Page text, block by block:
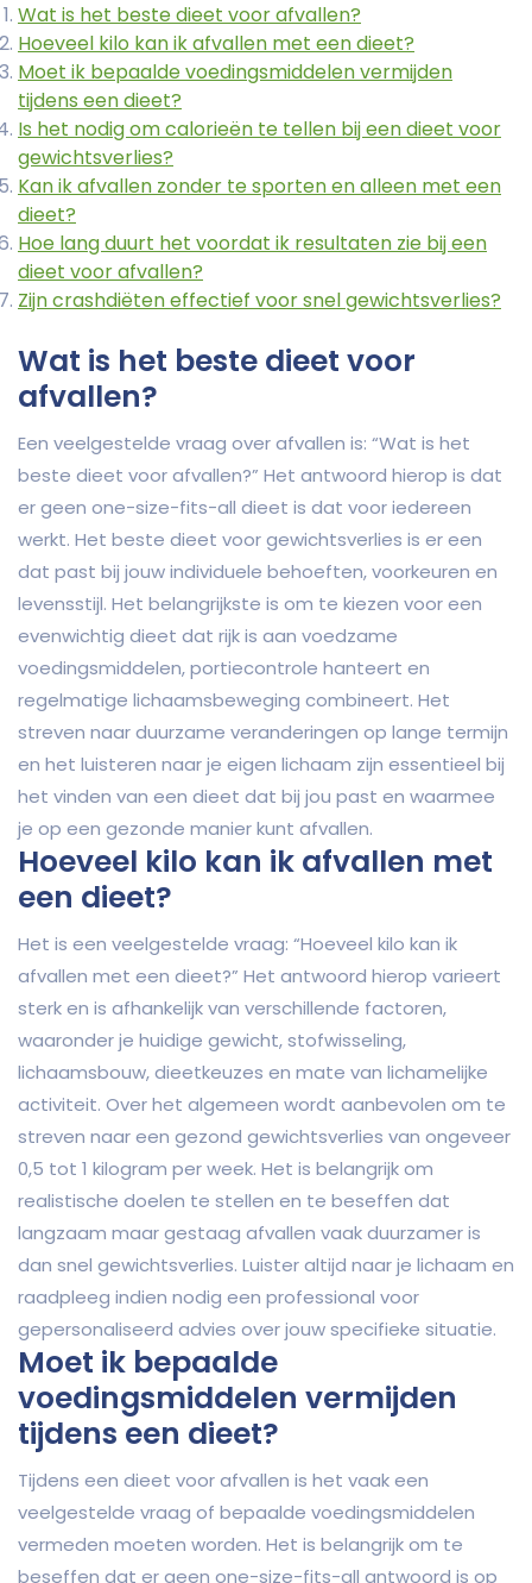
Wat is het beste dieet voor afvallen?
Hoeveel kilo kan ik afvallen met een dieet?
Moet ik bepaalde voedingsmiddelen vermijden
tijdens een dieet?
Is het nodig om calorieën te tellen bij een dieet voor
gewichtsverlies?
Kan ik afvallen zonder te sporten en alleen met een
dieet?
Hoe lang duurt het voordat ik resultaten zie bij een
dieet voor afvallen?
Zijn crashdiëten effectief voor snel gewichtsverlies?
Wat is het beste dieet voor
afvallen?
Een veelgestelde vraag over afvallen is: “Wat is het
beste dieet voor afvallen?” Het antwoord hierop is dat
er geen one-size-fits-all dieet is dat voor iedereen
werkt. Het beste dieet voor gewichtsverlies is er een
dat past bij jouw individuele behoeften, voorkeuren en
levensstijl. Het belangrijkste is om te kiezen voor een
evenwichtig dieet dat rijk is aan voedzame
voedingsmiddelen, portiecontrole hanteert en
regelmatige lichaamsbeweging combineert. Het
streven naar duurzame veranderingen op lange termijn
en het luisteren naar je eigen lichaam zijn essentieel bij
het vinden van een dieet dat bij jou past en waarmee
je op een gezonde manier kunt afvallen.
Hoeveel kilo kan ik afvallen met
een dieet?
Het is een veelgestelde vraag: “Hoeveel kilo kan ik
afvallen met een dieet?” Het antwoord hierop varieert
sterk en is afhankelijk van verschillende factoren,
waaronder je huidige gewicht, stofwisseling,
lichaamsbouw, dieetkeuzes en mate van lichamelijke
activiteit. Over het algemeen wordt aanbevolen om te
streven naar een gezond gewichtsverlies van ongeveer
0,5 tot 1 kilogram per week. Het is belangrijk om
realistische doelen te stellen en te beseffen dat
langzaam maar gestaag afvallen vaak duurzamer is
dan snel gewichtsverlies. Luister altijd naar je lichaam en
raadpleeg indien nodig een professional voor
gepersonaliseerd advies over jouw specifieke situatie.
Moet ik bepaalde
voedingsmiddelen vermijden
tijdens een dieet?
Tijdens een dieet voor afvallen is het vaak een
veelgestelde vraag of bepaalde voedingsmiddelen
vermeden moeten worden. Het is belangrijk om te
beseffen dat er geen one-size-fits-all antwoord is op